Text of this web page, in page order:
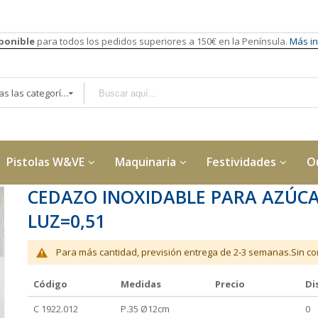
para todos los pedidos superiores a 150€ en la Península. Más
Todas las categorías
Pistolas W&VE Maquinaria Festividades
CEDAZO INOXIDABLE PARA
LUZ=0,51
Para más cantidad, previsión entrega de 2-3 semanas.Sin
Elementos
Código Medidas Precio
C 1922.012
P.35 Ø12cm 0